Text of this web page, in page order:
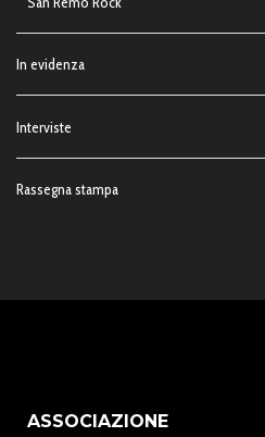
In evidenza
Interviste
Rassegna stampa
ASSOCIAZIONE